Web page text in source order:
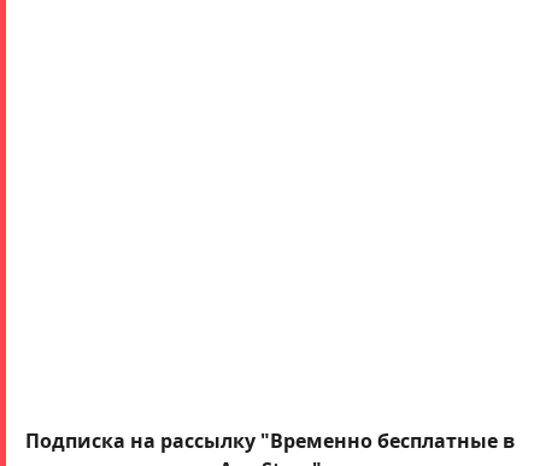
Подписка на рассылку "Временно бесплатные в